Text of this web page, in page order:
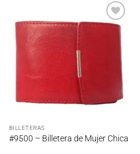
Añadir
lista de
BILLETERAS
#9500 – Billetera de Mujer Chica